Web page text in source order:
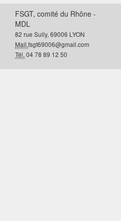
FSGT, comité du Rhône -
MDL
82 rue Sully, 69006 LYON
Mail.fsgt69006@gmail.com
Tél. 04 78 89 12 50